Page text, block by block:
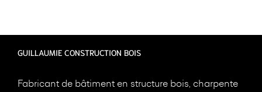
GUILLAUMIE CONSTRUCTION BOIS
Fabricant de bâtiment en structure bois, charpente